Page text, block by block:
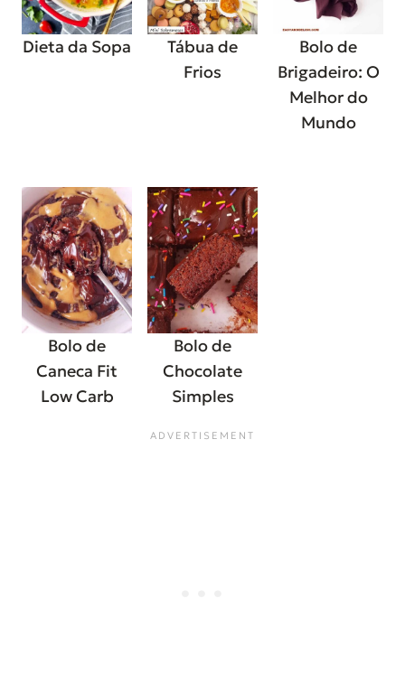
Dieta da Sopa
Tábua de
Frios
Bolo de
Brigadeiro: O
Melhor do
Mundo
Bolo de
Caneca Fit
Low Carb
Bolo de
Chocolate
Simples